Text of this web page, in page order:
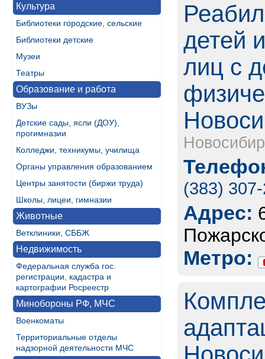
Культура
Библиотеки городские, сельские
Библиотеки детские
Музеи
Театры
Образование и работа
ВУЗы
Детские сады, ясли (ДОУ),
прогимназии
Колледжи, техникумы, училища
Органы управления образованием
Центры занятости (биржи труда)
Школы, лицеи, гимназии
Животные
Ветклиники, СББЖ
Недвижимость
Федеральная служба гос.
регистрации, кадастра и
картографии Росреестр
Минобороны РФ, МЧС
Военкоматы
Территориальные отделы
надзорной деятельности МЧС
детей
лиц с
(383)
Адрес:
Метро: